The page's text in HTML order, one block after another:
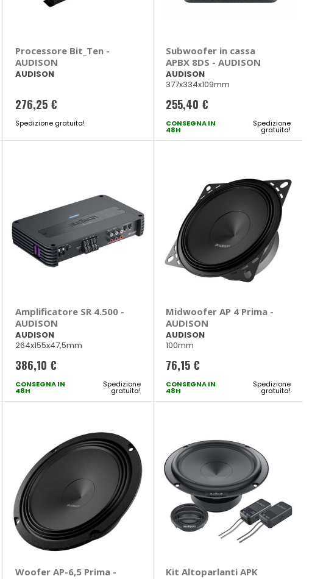
Processore Bit_Ten -
AUDISON
AUDISON
276,25 €
Spedizione gratuita!
Subwoofer in cassa
APBX 8DS - AUDISON
AUDISON
377x334x109mm
255,40 €
CONSEGNA IN
48H
Spedizione
gratuita!
Amplificatore SR 4.500 -
AUDISON
AUDISON
264x155x47,5mm
386,10 €
CONSEGNA IN
48H
Spedizione
gratuita!
Midwoofer AP 4 Prima -
AUDISON
AUDISON
100mm
76,15 €
CONSEGNA IN
48H
Spedizione
gratuita!
Woofer AP-6,5 Prima -
Kit Altoparlanti APK